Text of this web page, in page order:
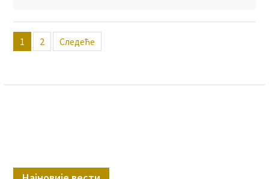
Пагинација
чланака
1 2 Следеће